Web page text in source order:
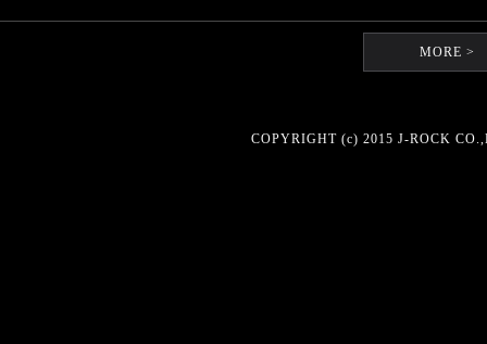
MORE >
COPYRIGHT (c) 2015 J-ROCK